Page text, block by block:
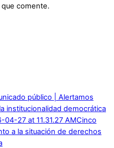
comente.
público | Alertamos
institucionalidad democrática
Cinco
a la situación de derechos